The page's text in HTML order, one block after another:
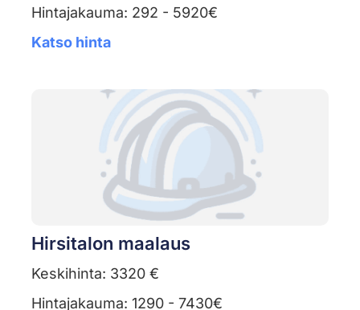
Hintajakauma: 292 - 5920€
Katso hinta
Hirsitalon maalaus
Keskihinta: 3320 €
Hintajakauma: 1290 - 7430€